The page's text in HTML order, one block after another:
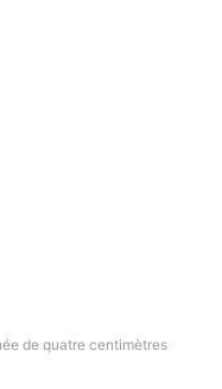
de quatre centimètres